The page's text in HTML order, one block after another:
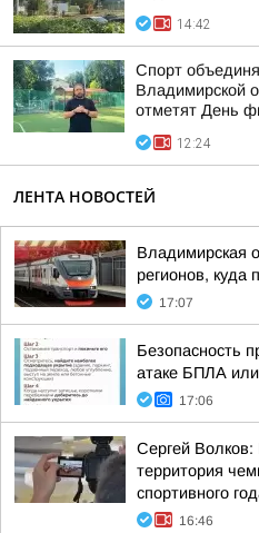
14:42
Спорт
Владимирской
отметят День
12:24
ЛЕНТА НОВОСТЕЙ
Владимирская
регионов,
17:07
Безопасность
атаке БПЛА или
17:06
Сергей
территория
спортивного
16:46